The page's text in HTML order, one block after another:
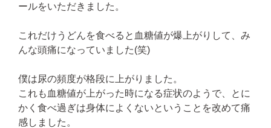
ールをいただきました。
これだけうどんを食べると血糖値が爆上がりして、み
んな頭痛になっていました(笑)
僕は尿の頻度が格段に上がりました。
これも血糖値が上がった時になる症状のようで、とに
かく食べ過ぎは身体によくないということを改めて痛
感しました。